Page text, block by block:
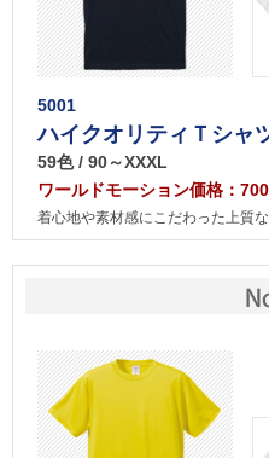
5001
ハイクオリティＴシャ
59色 / 90～XXXL
ワールドモーション価格：
着心地や素材感にこだわった上質